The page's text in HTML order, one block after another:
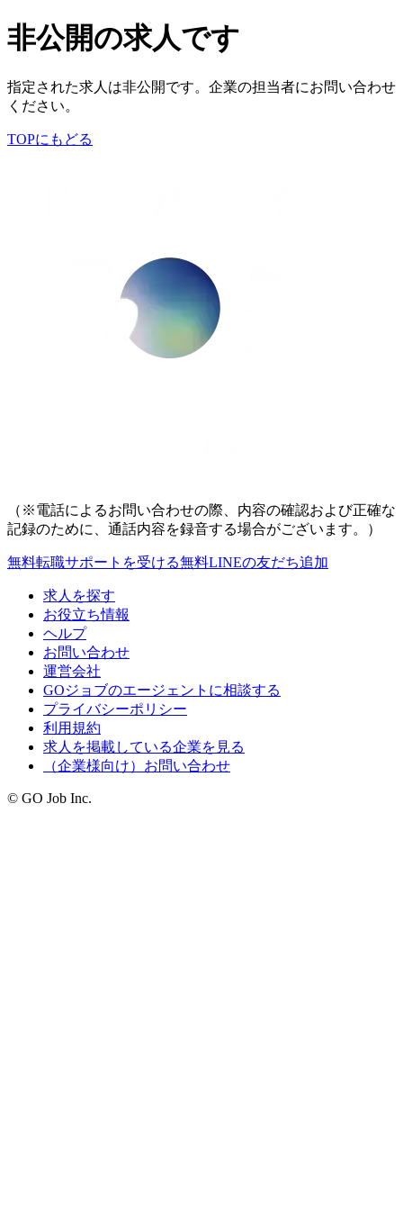
非公開の求人です
指定された求人は非公開です。企業の担当者にお問い合わせ
ください。
TOPにもどる
（※電話によるお問い合わせの際、内容の確認および正確な
記録のために、通話内容を録音する場合がございます。）
無料転職サポートを受ける無料LINEの友だち追加
求人を探す
お役立ち情報
ヘルプ
お問い合わせ
運営会社
GOジョブのエージェントに相談する
プライバシーポリシー
利用規約
求人を掲載している企業を見る
（企業様向け）お問い合わせ
© GO Job Inc.